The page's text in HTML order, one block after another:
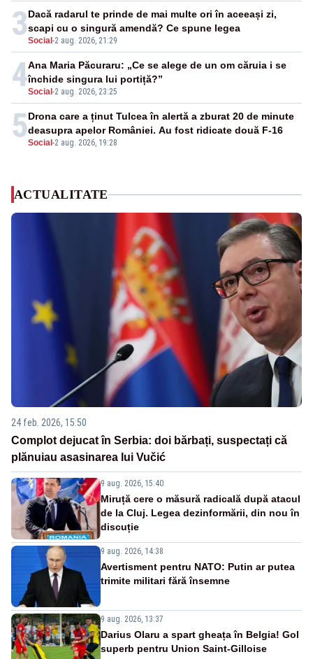
3Social -2 aug. 2026, 21:29
Dacă radarul te prinde de mai multe ori în aceeași zi,
scapi cu o singură amendă? Ce spune legea
4Social -2 aug. 2026, 23:25
Ana Maria Păcuraru: „Ce se alege de un om căruia i se
închide singura lui portiță?”
5Social -2 aug. 2026, 19:28
Drona care a ținut Tulcea în alertă a zburat 20 de minute
deasupra apelor României. Au fost ridicate două F-16
ACTUALITATE
24 feb. 2026, 15:50
Complot dejucat în Serbia: doi bărbați, suspectați că
plănuiau asasinarea lui Vučić
9 aug. 2026, 15:40
Miruță cere o măsură radicală după atacul
de la Cluj. Legea dezinformării, din nou în
discuție
9 aug. 2026, 14:38
Avertisment pentru NATO: Putin ar putea
trimite militari fără însemne
9 aug. 2026, 13:37
Darius Olaru a spart gheața în Belgia! Gol
superb pentru Union Saint-Gilloise